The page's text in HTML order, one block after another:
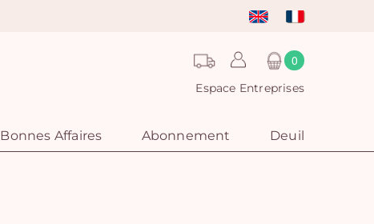
0
Espace Entreprises
Bonnes Affaires Abonnement Deuil